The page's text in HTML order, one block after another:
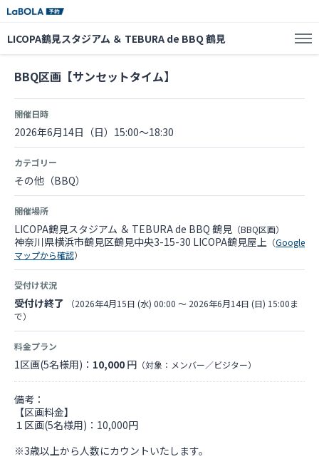
LICOPA鶴見スタジアム ＆ TEBURA de BBQ 鶴見
BBQ区画【サンセットタイム】
開催日時
2026年6月14日（日）15:00～18:30
カテゴリー
その他（BBQ）
開催場所
LICOPA鶴見スタジアム ＆ TEBURA de BBQ 鶴見 （BBQ区画）
神奈川県横浜市鶴見区鶴見中央3-15-30 LICOPA鶴見屋上 （Google
マップから確認）
受付け状況
受付け終了
（2026年4月15日 (水) 00:00 〜 2026年6月14日 (日) 15:00ま
で）
料金プラン
1区画(5名様用)： 10,000 円 （対象：メンバー／ビジター）
備考：
【区画料金】
１区画(5名様用)：10,000円
※3歳以上から人数にカウントいたします。